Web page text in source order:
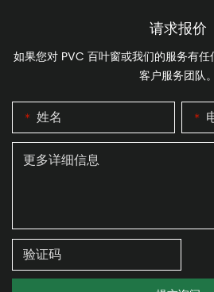
请求报价
如果您对 PVC 百叶窗或我们的服务有
客户服务团队。